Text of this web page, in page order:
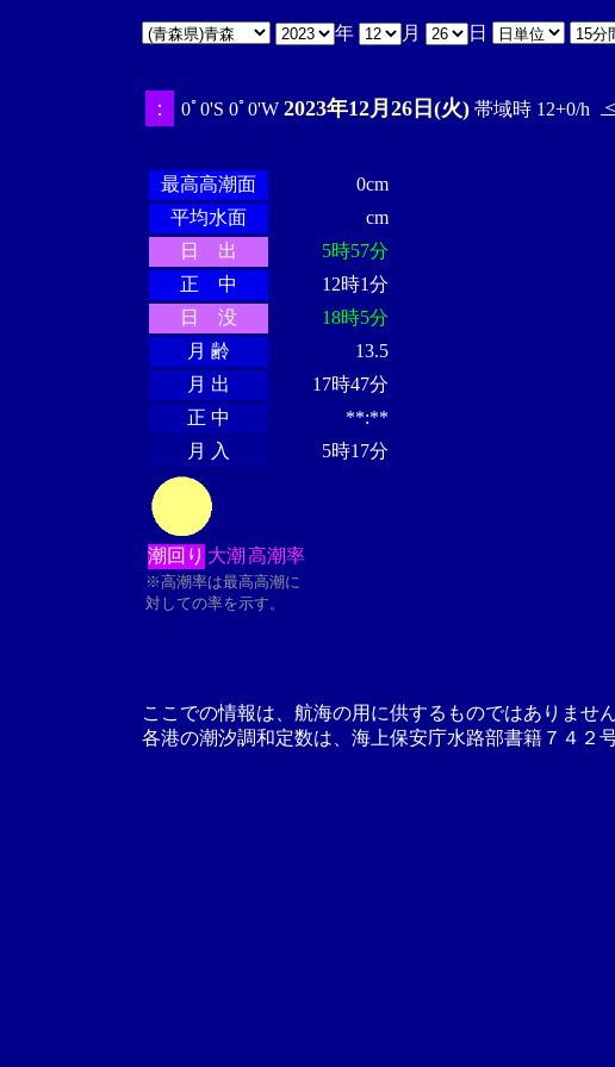
年 月 日
： 0ﾟ0'S 0ﾟ0'W 2023年12月26日(火) 帯域時 12+0/h
最高高潮面
0cm
平均水面
cm
日 出
5時57分
正 中
12時1分
日 没
18時5分
月 齢
13.5
月 出
17時47分
正 中
**:**
月 入
5時17分
潮回り 大潮 高潮率
※高潮率は最高高潮に
対しての率を示す。
ここでの情報は、航海の用に供するものではありませ
各港の潮汐調和定数は、海上保安庁水路部書籍７４２